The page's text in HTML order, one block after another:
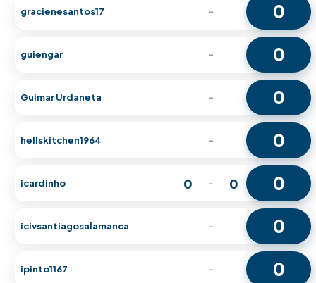
gracienesantos17 - 0
guiengar - 0
Guimar Urdaneta - 0
hellskitchen1964 - 0
icardinho 0 - 0 0
icivsantiagosalamanca - 0
ipinto1167 - 0